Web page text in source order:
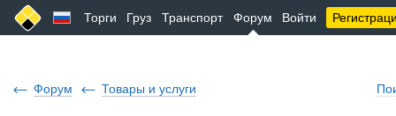
Торги Груз Транспорт Форум Войти
Форум Товары и услуги